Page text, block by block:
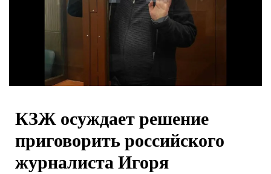
КЗЖ осуждает решение
приговорить российского
журналиста Игоря